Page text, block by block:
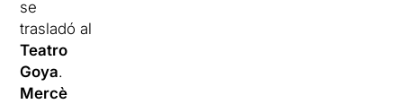
se
trasladó al
Teatro
Goya.
Mercè